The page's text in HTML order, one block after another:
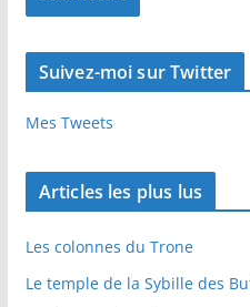
Suivez-moi sur Twitter
Mes Tweets
Articles les plus lus
Les colonnes du Trone
Le temple de la Sybille des